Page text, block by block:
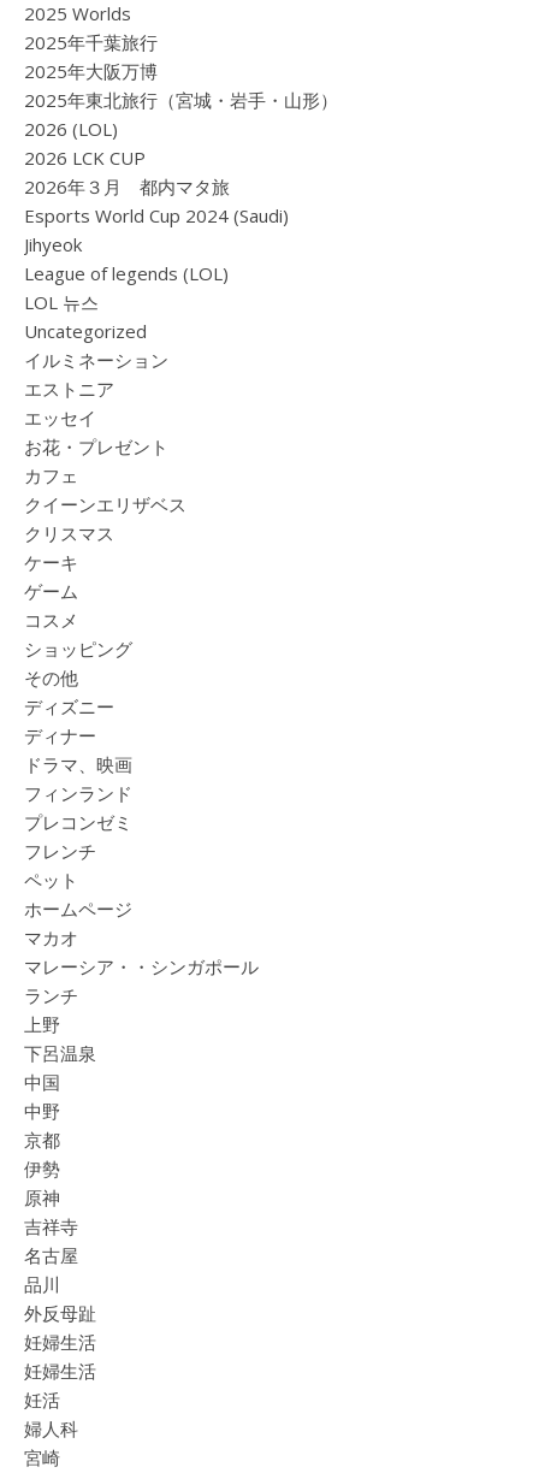
2025 Worlds
2025年千葉旅行
2025年大阪万博
2025年東北旅行（宮城・岩手・山形）
2026 (LOL)
2026 LCK CUP
2026年３月 都内マタ旅
Esports World Cup 2024 (Saudi)
Jihyeok
League of legends (LOL)
LOL 뉴스
Uncategorized
イルミネーション
エストニア
エッセイ
お花・プレゼント
カフェ
クイーンエリザベス
クリスマス
ケーキ
ゲーム
コスメ
ショッピング
その他
ディズニー
ディナー
ドラマ、映画
フィンランド
プレコンゼミ
フレンチ
ペット
ホームページ
マカオ
マレーシア・・シンガポール
ランチ
上野
下呂温泉
中国
中野
京都
伊勢
原神
吉祥寺
名古屋
品川
外反母趾
妊婦生活
妊婦生活
妊活
婦人科
宮崎